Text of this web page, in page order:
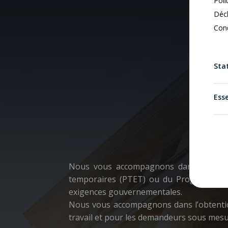
Nous vous accompagnons dans
temporaires (PTET) ou du
exigences gouvernementales.
Nous vous accompagnons dans
travail et pour les demandeurs sous